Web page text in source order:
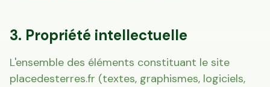
3. Propriété intellectuelle
L'ensemble des éléments constituant le site
placedesterres.fr (textes, graphismes, logiciels,